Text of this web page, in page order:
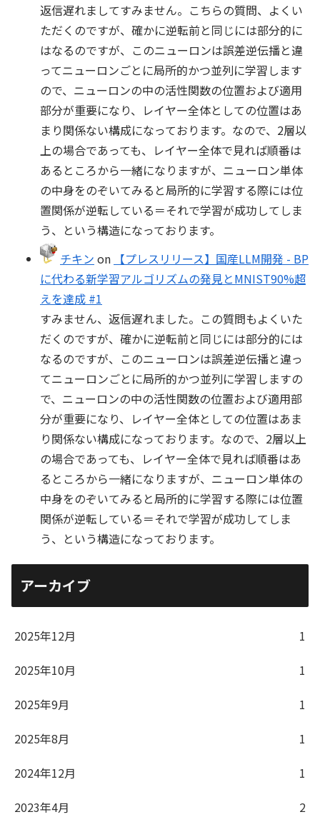
返信遅れましてすみません。こちらの質問、よくい
ただくのですが、確かに逆転前と同じには部分的に
はなるのですが、このニューロンは誤差逆伝播と違
ってニューロンごとに局所的かつ並列に学習します
ので、ニューロンの中の活性関数の位置および適用
部分が重要になり、レイヤー全体としての位置はあ
まり関係ない構成になっております。なので、2層以
上の場合であっても、レイヤー全体で見れば順番は
あるところから一緒になりますが、ニューロン単体
の中身をのぞいてみると局所的に学習する際には位
置関係が逆転している＝それで学習が成功してしま
う、という構造になっております。
チキン on 【プレスリリース】国産LLM開発 - BP
に代わる新学習アルゴリズムの発見とMNIST90%超
えを達成 #1
すみません、返信遅れました。この質問もよくいた
だくのですが、確かに逆転前と同じには部分的には
なるのですが、このニューロンは誤差逆伝播と違っ
てニューロンごとに局所的かつ並列に学習しますの
で、ニューロンの中の活性関数の位置および適用部
分が重要になり、レイヤー全体としての位置はあま
り関係ない構成になっております。なので、2層以上
の場合であっても、レイヤー全体で見れば順番はあ
るところから一緒になりますが、ニューロン単体の
中身をのぞいてみると局所的に学習する際には位置
関係が逆転している＝それで学習が成功してしま
う、という構造になっております。
アーカイブ
2025年12月
1
2025年10月
1
2025年9月
1
2025年8月
1
2024年12月
1
2023年4月
2